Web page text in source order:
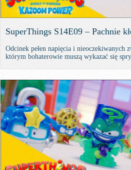
SuperThings S14E09 – Pachnie
Odcinek pełen napięcia i nieoczekiwanych
którym bohaterowie muszą wykazać się